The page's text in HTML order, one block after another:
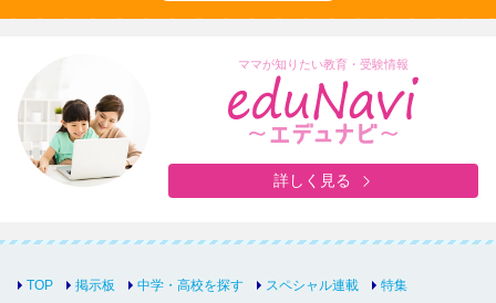
ママが知りたい教育・受験情報
詳しく見る
TOP 掲示板 中学・高校を探す スペシャル連載 特集